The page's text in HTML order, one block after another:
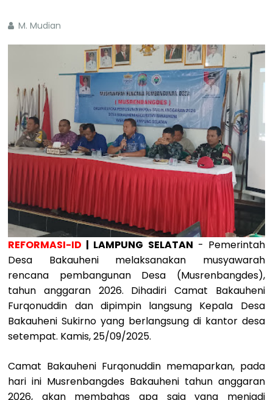
M. Mudian
REFORMASI-ID | LAMPUNG SELATAN - Pemerintah
Desa Bakauheni melaksanakan musyawarah
rencana pembangunan Desa (Musrenbangdes),
tahun anggaran 2026. Dihadiri Camat Bakauheni
Furqonuddin dan dipimpin langsung Kepala Desa
Bakauheni Sukirno yang berlangsung di kantor desa
setempat. Kamis, 25/09/2025.
Camat Bakauheni Furqonuddin memaparkan, pada
hari ini Musrenbangdes Bakauheni tahun anggaran
2026, akan membahas apa saja yang menjadi